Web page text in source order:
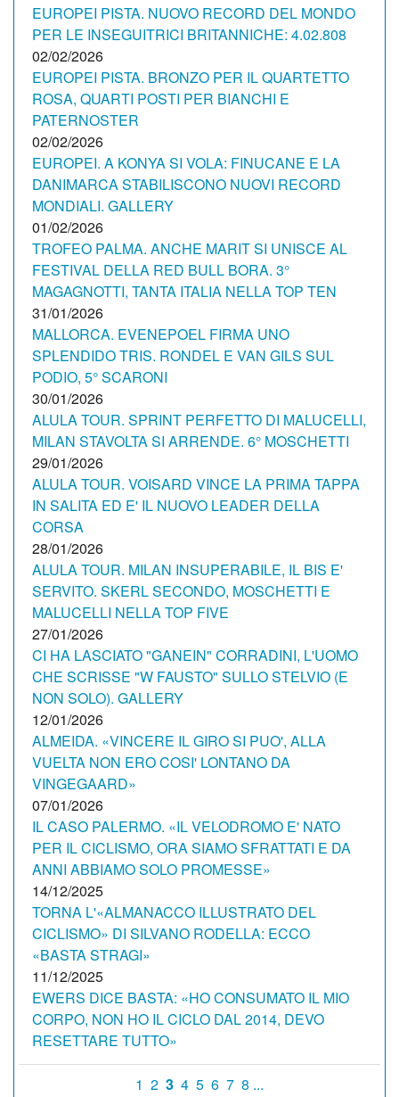
EUROPEI PISTA. NUOVO RECORD DEL MONDO
PER LE INSEGUITRICI BRITANNICHE: 4.02.808
02/02/2026
EUROPEI PISTA. BRONZO PER IL QUARTETTO
ROSA, QUARTI POSTI PER BIANCHI E
PATERNOSTER
02/02/2026
EUROPEI. A KONYA SI VOLA: FINUCANE E LA
DANIMARCA STABILISCONO NUOVI RECORD
MONDIALI. GALLERY
01/02/2026
TROFEO PALMA. ANCHE MARIT SI UNISCE AL
FESTIVAL DELLA RED BULL BORA. 3°
MAGAGNOTTI, TANTA ITALIA NELLA TOP TEN
31/01/2026
MALLORCA. EVENEPOEL FIRMA UNO
SPLENDIDO TRIS. RONDEL E VAN GILS SUL
PODIO, 5° SCARONI
30/01/2026
ALULA TOUR. SPRINT PERFETTO DI MALUCELLI,
MILAN STAVOLTA SI ARRENDE. 6° MOSCHETTI
29/01/2026
ALULA TOUR. VOISARD VINCE LA PRIMA TAPPA
IN SALITA ED E' IL NUOVO LEADER DELLA
CORSA
28/01/2026
ALULA TOUR. MILAN INSUPERABILE, IL BIS E'
SERVITO. SKERL SECONDO, MOSCHETTI E
MALUCELLI NELLA TOP FIVE
27/01/2026
CI HA LASCIATO "GANEIN" CORRADINI, L'UOMO
CHE SCRISSE "W FAUSTO" SULLO STELVIO (E
NON SOLO). GALLERY
12/01/2026
ALMEIDA. «VINCERE IL GIRO SI PUO', ALLA
VUELTA NON ERO COSI' LONTANO DA
VINGEGAARD»
07/01/2026
IL CASO PALERMO. «IL VELODROMO E' NATO
PER IL CICLISMO, ORA SIAMO SFRATTATI E DA
ANNI ABBIAMO SOLO PROMESSE»
14/12/2025
TORNA L'«ALMANACCO ILLUSTRATO DEL
CICLISMO» DI SILVANO RODELLA: ECCO
«BASTA STRAGI»
11/12/2025
EWERS DICE BASTA: «HO CONSUMATO IL MIO
CORPO, NON HO IL CICLO DAL 2014, DEVO
RESETTARE TUTTO»
1 2 3 4 5 6 7 8 ...